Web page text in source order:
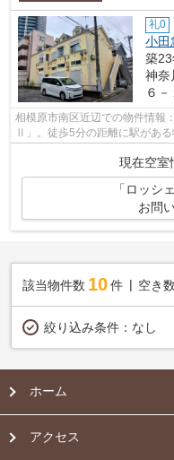
礼0
小田
築
神奈
６－
相模原市南区近辺での物件情報
Ⅱ」。徒歩5分の距離に駅があ
現在空室
「ロッシ
お問
該当物件数 10件 空き数
絞り込み条件： なし
ホーム
アクセス